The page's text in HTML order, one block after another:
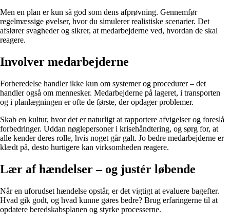
Men en plan er kun så god som dens afprøvning. Gennemfør
regelmæssige øvelser, hvor du simulerer realistiske scenarier. Det
afslører svagheder og sikrer, at medarbejderne ved, hvordan de skal
reagere.
Involver medarbejderne
Forberedelse handler ikke kun om systemer og procedurer – det
handler også om mennesker. Medarbejderne på lageret, i transporten
og i planlægningen er ofte de første, der opdager problemer.
Skab en kultur, hvor det er naturligt at rapportere afvigelser og foreslå
forbedringer. Uddan nøglepersoner i krisehåndtering, og sørg for, at
alle kender deres rolle, hvis noget går galt. Jo bedre medarbejderne er
klædt på, desto hurtigere kan virksomheden reagere.
Lær af hændelser – og justér løbende
Når en uforudset hændelse opstår, er det vigtigt at evaluere bagefter.
Hvad gik godt, og hvad kunne gøres bedre? Brug erfaringerne til at
opdatere beredskabsplanen og styrke processerne.